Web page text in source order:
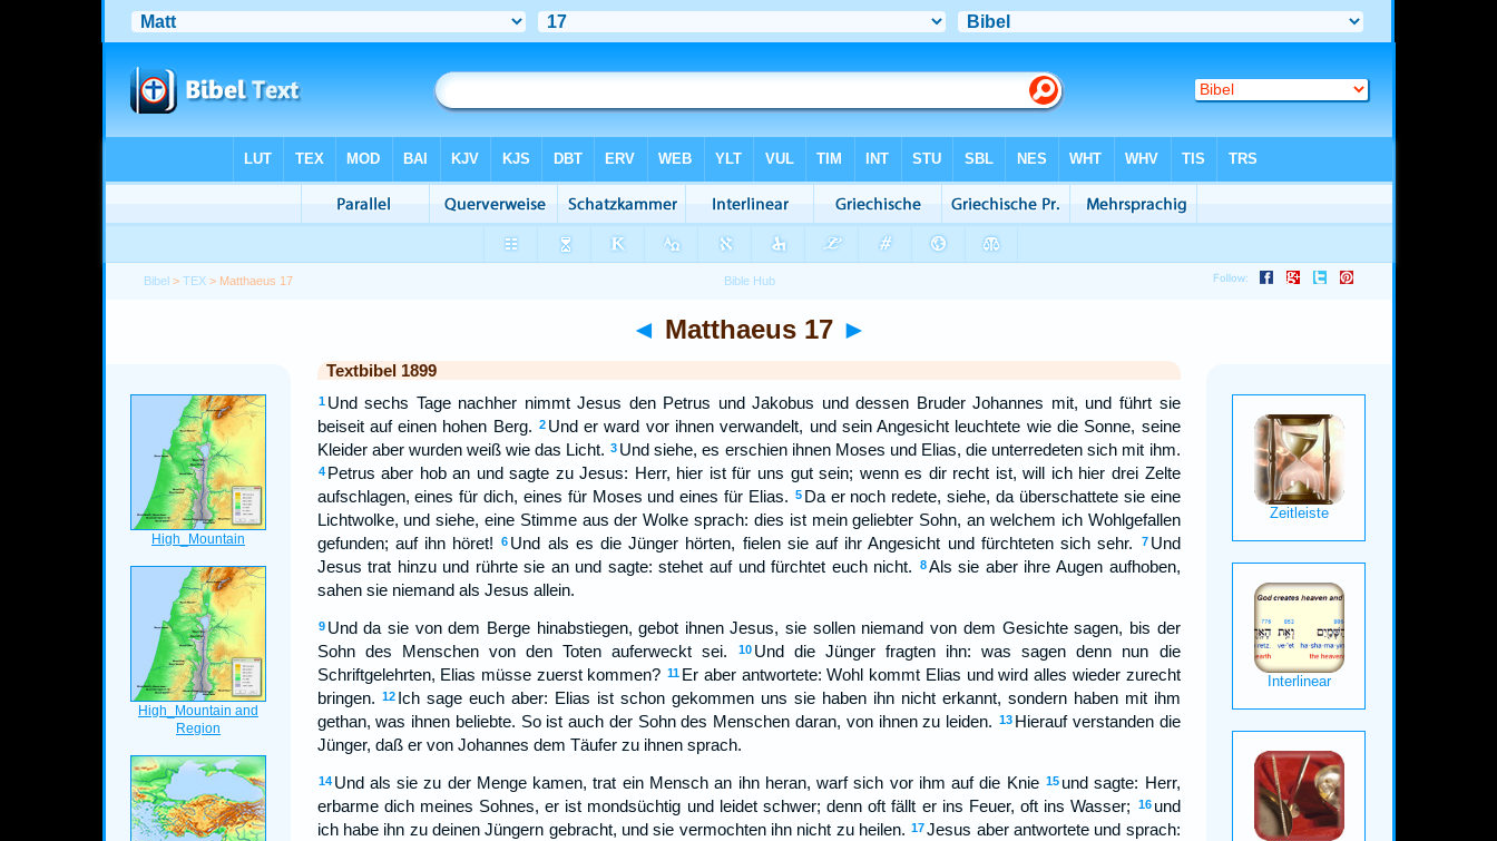
Bibel >TEX > Matthaeus 17
◄ Matthaeus 17 ►
Textbibel 1899
1 Und sechs Tage nachher nimmt Jesus den Petrus und Jakobus und dessen Bruder Johannes mit, und führt sie
beiseit auf einen hohen Berg. 2 Und er ward vor ihnen verwandelt, und sein Angesicht leuchtete wie die Sonne, seine
Kleider aber wurden weiß wie das Licht. 3 Und siehe, es erschien ihnen Moses und Elias, die unterredeten sich mit ihm.
4 Petrus aber hob an und sagte zu Jesus: Herr, hier ist für uns gut sein; wenn es dir recht ist, will ich hier drei Zelte
aufschlagen, eines für dich, eines für Moses und eines für Elias. 5 Da er noch redete, siehe, da überschattete sie eine
Lichtwolke, und siehe, eine Stimme aus der Wolke sprach: dies ist mein geliebter Sohn, an welchem ich Wohlgefallen
gefunden; auf ihn höret!
6 Und als es die Jünger hörten, fielen sie auf ihr Angesicht und fürchteten sich sehr. 7 Und
Jesus trat hinzu und rührte sie an und sagte: stehet auf und fürchtet euch nicht.
8Als sie aber ihre Augen aufhoben,
sahen sie niemand als Jesus allein.
9 Und da sie von dem Berge hinabstiegen, gebot ihnen Jesus, sie sollen niemand von dem Gesichte sagen, bis der
Sohn des Menschen von den Toten auferweckt sei.
10 Und die Jünger fragten ihn: was sagen denn nun die
Schriftgelehrten, Elias müsse zuerst kommen? 11 Er aber antwortete: Wohl kommt Elias und wird alles wieder zurecht
bringen.
12 Ich sage euch aber: Elias ist schon gekommen uns sie haben ihn nicht erkannt, sondern haben mit ihm
gethan, was ihnen beliebte. So ist auch der Sohn des Menschen daran, von ihnen zu leiden. 13 Hierauf verstanden die
Jünger, daß er von Johannes dem Täufer zu ihnen sprach.
14 Und als sie zu der Menge kamen, trat ein Mensch an ihn heran, warf sich vor ihm auf die Knie 15 und sagte: Herr,
erbarme dich meines Sohnes, er ist mondsüchtig und leidet schwer; denn oft fällt er ins Feuer, oft ins Wasser;
16 und
ich habe ihn zu deinen Jüngern gebracht, und sie vermochten ihn nicht zu heilen. 17Jesus aber antwortete und sprach: